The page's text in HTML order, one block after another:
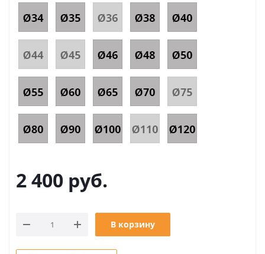
2 400 руб.
В корзину